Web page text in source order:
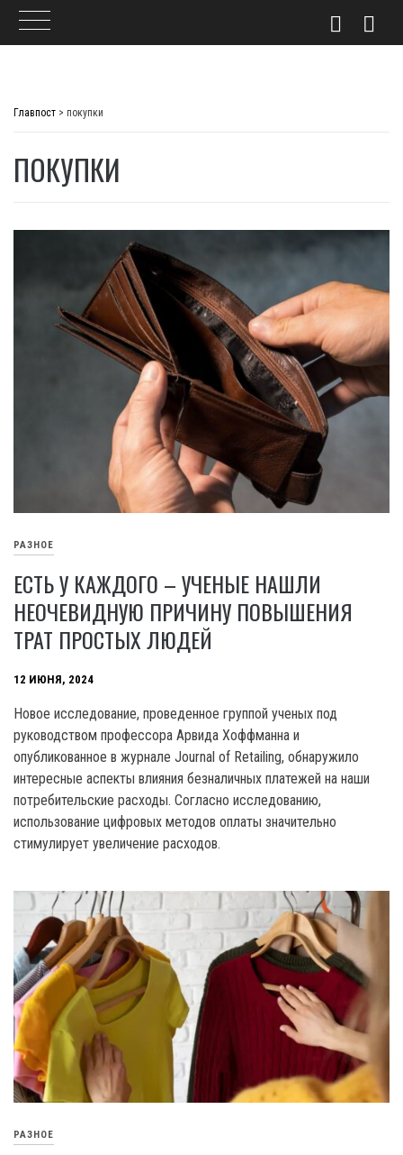
Главпост > покупки
ПОКУПКИ
РАЗНОЕ
ЕСТЬ У КАЖДОГО – УЧЕНЫЕ НАШЛИ
НЕОЧЕВИДНУЮ ПРИЧИНУ ПОВЫШЕНИЯ
ТРАТ ПРОСТЫХ ЛЮДЕЙ
12 ИЮНЯ, 2024
Новое исследование, проведенное группой ученых под
руководством профессора Арвида Хоффманна и
опубликованное в журнале Journal of Retailing, обнаружило
интересные аспекты влияния безналичных платежей на наши
потребительские расходы. Согласно исследованию,
использование цифровых методов оплаты значительно
стимулирует увеличение расходов.
РАЗНОЕ